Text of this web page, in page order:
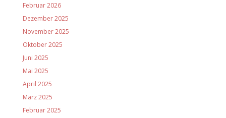
Februar 2026
Dezember 2025
November 2025
Oktober 2025
Juni 2025
Mai 2025
April 2025
März 2025
Februar 2025